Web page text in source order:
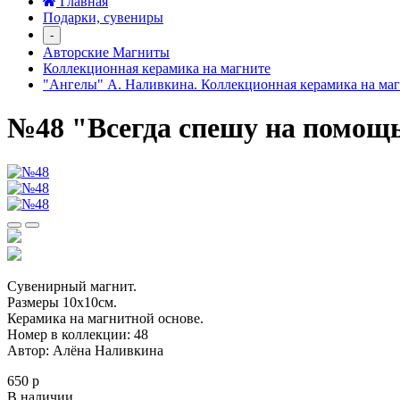
Подарки, сувениры
-
Авторские Магниты
Коллекционная керамика на магните
"Ангелы" А. Наливкина. Коллекционная керамика на
№48 "Всегда спешу на
Сувенирный магнит.
Размеры 10х10см.
Керамика на магнитной основе.
Номер в коллекции: 48
Автор: Алёна Наливкина
650 р
В наличии